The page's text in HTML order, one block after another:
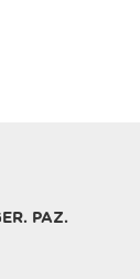
PAZ.